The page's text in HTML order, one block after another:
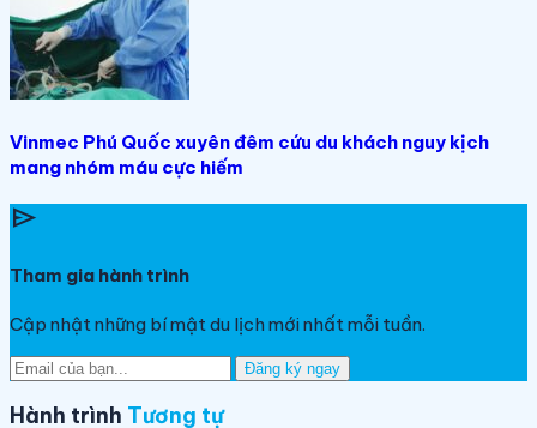
Vinmec Phú Quốc xuyên đêm cứu du khách nguy kịch
mang nhóm máu cực hiếm
send
Tham gia hành trình
Cập nhật những bí mật du lịch mới nhất mỗi tuần.
Đăng ký ngay
Hành trình Tương tự